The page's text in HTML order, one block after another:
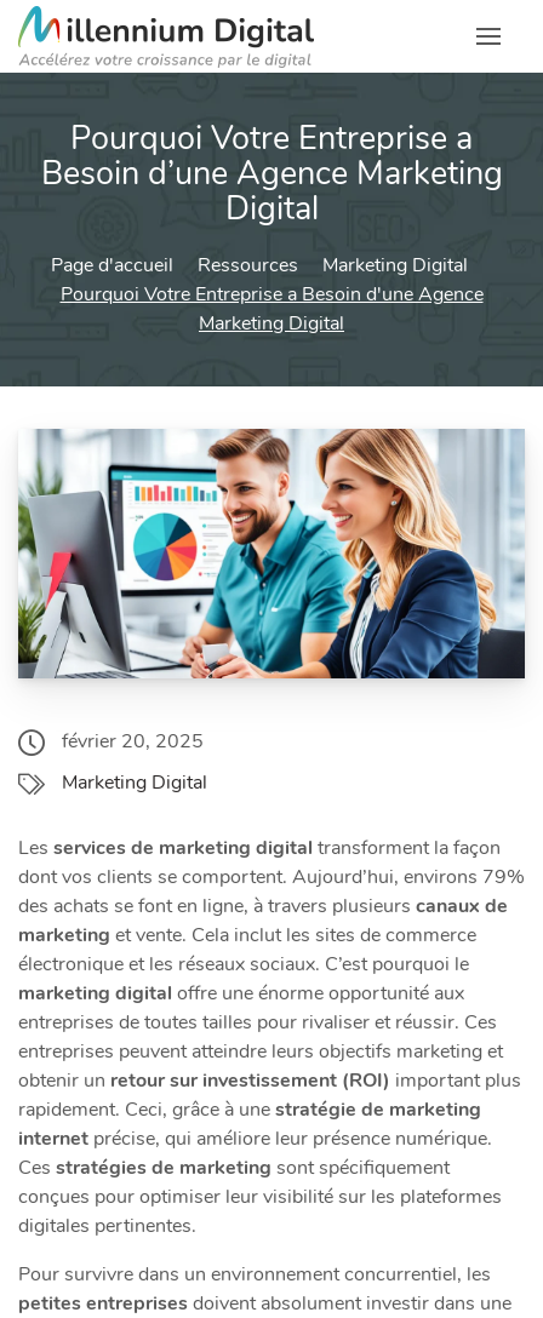
Pourquoi Votre Entreprise a
Besoin d’une Agence Marketing
Digital
Page d'accueil Ressources
Marketing Digital
Pourquoi Votre Entreprise a Besoin d'une Agence
Marketing Digital
février 20, 2025
Marketing Digital
Les services de marketing digital transforment la façon
dont vos clients se comportent. Aujourd’hui, environs 79%
des achats se font en ligne, à travers plusieurs canaux de
marketing et vente. Cela inclut les sites de commerce
électronique et les réseaux sociaux. C’est pourquoi le
marketing digital offre une énorme opportunité aux
entreprises de toutes tailles pour rivaliser et réussir. Ces
entreprises peuvent atteindre leurs objectifs marketing et
obtenir un retour sur investissement (ROI) important plus
rapidement. Ceci, grâce à unestratégie de marketing
internet précise, qui améliore leur présence numérique.
Ces stratégies de marketing sont spécifiquement
conçues pour optimiser leur visibilité sur les plateformes
digitales pertinentes.
Pour survivre dans un environnement concurrentiel, les
petites entreprisesdoivent absolument investir dans une